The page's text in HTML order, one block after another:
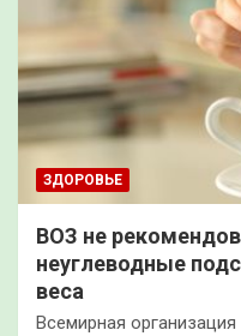
ЗДОРОВЬЕ
ВОЗ не
неуглеводные
веса
Всемирная